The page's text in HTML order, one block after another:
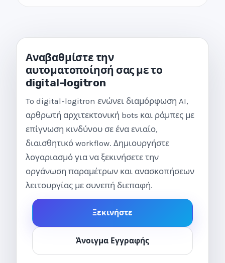
Αναβαθμίστε την
αυτοματοποίησή σας με το
digital-logitron
To digital-logitron ενώνει διαμόρφωση AI,
αρθρωτή αρχιτεκτονική bots και ράμπες με
επίγνωση κινδύνου σε ένα ενιαίο,
διαισθητικό workflow. Δημιουργήστε
λογαριασμό για να ξεκινήσετε την
οργάνωση παραμέτρων και ανασκοπήσεων
λειτουργίας με συνεπή διεπαφή.
Ξεκινήστε
Άνοιγμα Εγγραφής